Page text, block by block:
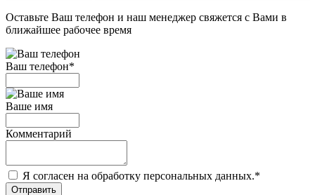
Оставьте Ваш телефон и наш менеджер свяжется с Вами в
ближайшее рабочее время
Ваш телефон*
Ваше имя
Комментарий
Я согласен на обработку персональных данных.*